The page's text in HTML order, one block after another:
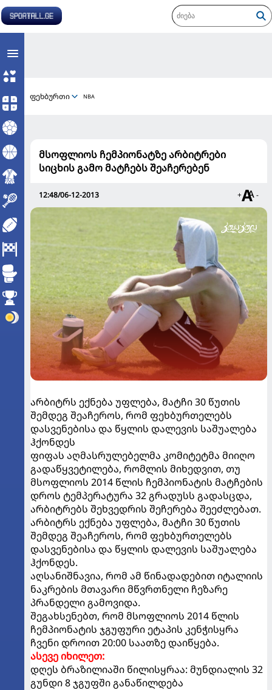
ფეხბურთი NBA
მსოფლიოს ჩემპიონატზე არბიტრები
სიცხის გამო მატჩებს შეაჩერებენ
12:48/06-12-2013 + -
არბიტრს ექნება უფლება, მატჩი 30 წუთის
შემდეგ შეაჩეროს, რომ ფეხბურთელებს
დასვენებისა და წყლის დალევის საშუალება
ჰქონდეს
ფიფას აღმასრულებელმა კომიტეტმა მიიღო
გადაწყვეტილება, რომლის მიხედვით, თუ
მსოფლიოს 2014 წლის ჩემპიონატის მატჩების
დროს ტემპერატურა 32 გრადუსს გადასცდა,
არბიტრებს შეხვედრის შეჩერება შეეძლებათ.
არბიტრს ექნება უფლება, მატჩი 30 წუთის
შემდეგ შეაჩეროს, რომ ფეხბურთელებს
დასვენებისა და წყლის დალევის საშუალება
ჰქონდეს.
აღსანიშნავია, რომ ამ წინადადებით იტალიის
ნაკრების მთავარი მწვრთნელი ჩეზარე
პრანდელი გამოვიდა.
შეგახსენებთ, რომ მსოფლიოს 2014 წლის
ჩემპიონატის ჯგუფური ეტაპის კენჭისყრა
ჩვენი დროით 20:00 საათზე დაიწყება.
ასევე იხილეთ:
დღეს ბრაზილიაში წილისყრაა: მუნდიალის 32
გუნდი 8 ჯგუფში განაწილდება